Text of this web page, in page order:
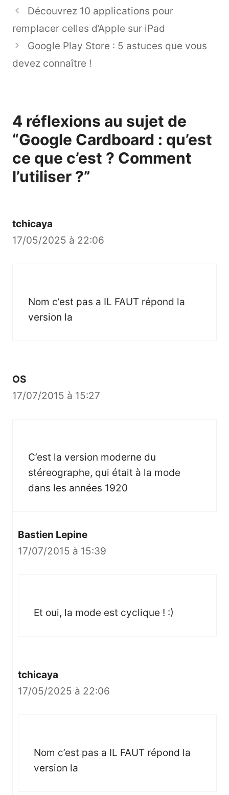
Découvrez 10 applications pour
remplacer celles d’Apple sur iPad
Google Play Store : 5 astuces que vous
devez connaître !
4 réflexions au sujet de
“Google Cardboard : qu’est
ce que c’est ? Comment
l’utiliser ?”
tchicaya
17/05/2025 à 22:06
Nom c’est pas a IL FAUT répond la
version la
OS
17/07/2015 à 15:27
C’est la version moderne du
stéreographe, qui était à la mode
dans les années 1920
Bastien Lepine
17/07/2015 à 15:39
Et oui, la mode est cyclique ! :)
tchicaya
17/05/2025 à 22:06
Nom c’est pas a IL FAUT répond la
version la